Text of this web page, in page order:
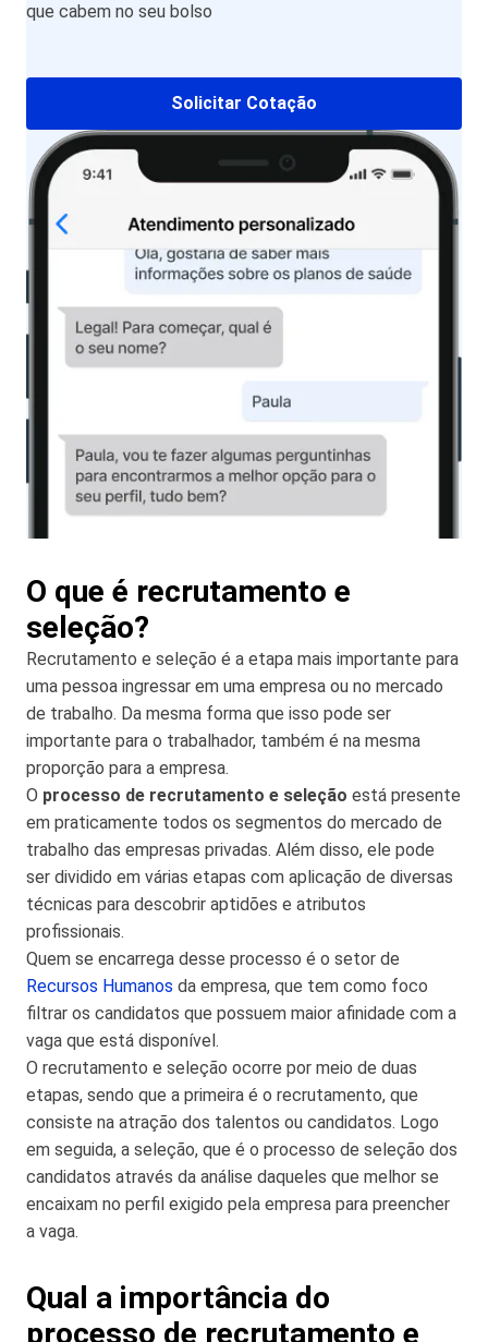
que cabem no seu bolso
Solicitar Cotação
O que é recrutamento e
seleção?
Recrutamento e seleção é a etapa mais importante para
uma pessoa ingressar em uma empresa ou no mercado
de trabalho. Da mesma forma que isso pode ser
importante para o trabalhador, também é na mesma
proporção para a empresa.
O processo de recrutamento e seleção está presente
em praticamente todos os segmentos do mercado de
trabalho das empresas privadas. Além disso, ele pode
ser dividido em várias etapas com aplicação de diversas
técnicas para descobrir aptidões e atributos
profissionais.
Quem se encarrega desse processo é o setor de
Recursos Humanos da empresa, que tem como foco
filtrar os candidatos que possuem maior afinidade com a
vaga que está disponível.
O recrutamento e seleção ocorre por meio de duas
etapas, sendo que a primeira é o recrutamento, que
consiste na atração dos talentos ou candidatos. Logo
em seguida, a seleção, que é o processo de seleção dos
candidatos através da análise daqueles que melhor se
encaixam no perfil exigido pela empresa para preencher
a vaga.
Qual a importância do
processo de recrutamento e